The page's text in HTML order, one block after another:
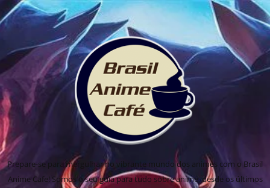
Prepare-se para mergulhar no vibrante mundo dos animes com o Brasil
Anime Cafe! Somos o seu guia para tudo sobre anime, desde os últimos